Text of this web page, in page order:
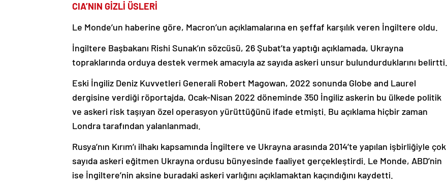
CIA’NIN GİZLİ ÜSLERİ
Le Monde’un haberine göre, Macron’un açıklamalarına en şeffaf karşılık veren İngiltere oldu.
İngiltere Başbakanı Rishi Sunak’ın sözcüsü, 26 Şubat’ta yaptığı açıklamada, Ukrayna
topraklarında orduya destek vermek amacıyla az sayıda askeri unsur bulundurduklarını belirtti.
Eski İngiliz Deniz Kuvvetleri Generali Robert Magowan, 2022 sonunda Globe and Laurel
dergisine verdiği röportajda, Ocak-Nisan 2022 döneminde 350 İngiliz askerin bu ülkede politik
ve askeri risk taşıyan özel operasyon yürüttüğünü ifade etmişti. Bu açıklama hiçbir zaman
Londra tarafından yalanlanmadı.
Rusya’nın Kırım’ı ilhakı kapsamında İngiltere ve Ukrayna arasında 2014’te yapılan işbirliğiyle çok
sayıda askeri eğitmen Ukrayna ordusu bünyesinde faaliyet gerçekleştirdi. Le Monde, ABD’nin
ise İngiltere’nin aksine buradaki askeri varlığını açıklamaktan kaçındığını kaydetti.